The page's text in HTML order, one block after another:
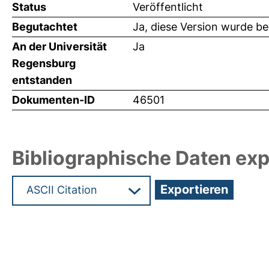
Status
Veröffentlicht
Begutachtet
Ja, diese Version wurde
An der Universität
Regensburg
entstanden
Ja
Dokumenten-ID 46501
Bibliographische Daten